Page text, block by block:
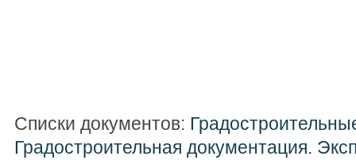
Списки документов:
Градостроительная документация.